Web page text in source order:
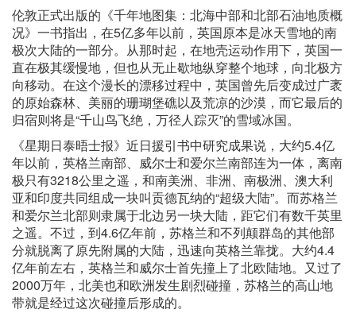
伦敦正式出版的《千年地图集：北海中部和北部石油地质概
况》一书指出，在5亿多年以前，英国原本是冰天雪地的南
极次大陆的一部分。从那时起，在地壳运动作用下，英国一
直在极其缓慢地，但也从无止歇地纵穿整个地球，向北极方
向移动。在这个漫长的漂移过程中，英国曾先后变成过广袤
的原始森林、美丽的珊瑚堡礁以及荒凉的沙漠，而它最后的
归宿则将是“千山鸟飞绝，万径人踪灭”的雪域冰国。
《星期日泰晤士报》近日援引书中研究成果说，大约5.4亿
年以前，英格兰南部、威尔士和爱尔兰南部连为一体，离南
极只有3218公里之遥，和南美洲、非洲、南极洲、澳大利
亚和印度共同组成一块叫贡德瓦纳的“超级大陆”。而苏格兰
和爱尔兰北部则隶属于北边另一块大陆，距它们有数千英里
之遥。不过，到4.6亿年前，苏格兰和不列颠群岛的其他部
分就脱离了原先附属的大陆，迅速向英格兰靠拢。大约4.4
亿年前左右，英格兰和威尔士首先撞上了北欧陆地。又过了
2000万年，北美也和欧洲发生剧烈碰撞，苏格兰的高山地
带就是经过这次碰撞后形成的。